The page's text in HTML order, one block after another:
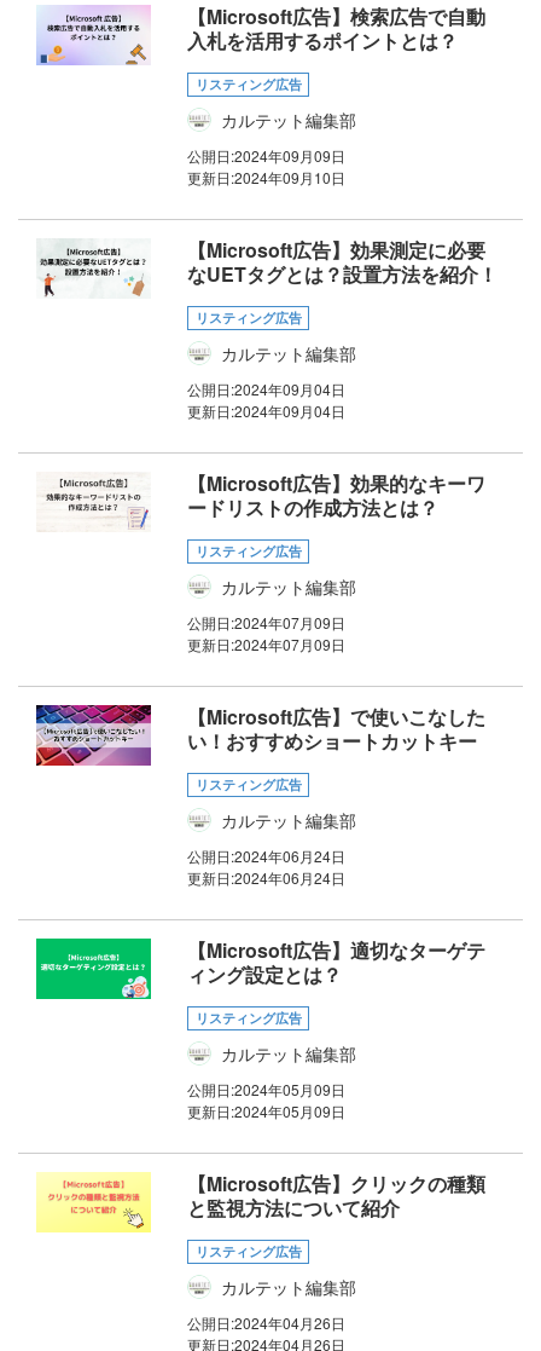
【Microsoft広告】検索広告で自動
入札を活用するポイントとは？
リスティング広告
カルテット編集部
公開日:2024年09月09日
更新日:2024年09月10日
【Microsoft広告】効果測定に必要
なUETタグとは？設置方法を紹介！
リスティング広告
カルテット編集部
公開日:2024年09月04日
更新日:2024年09月04日
【Microsoft広告】効果的なキーワ
ードリストの作成方法とは？
リスティング広告
カルテット編集部
公開日:2024年07月09日
更新日:2024年07月09日
【Microsoft広告】で使いこなした
い！おすすめショートカットキー
リスティング広告
カルテット編集部
公開日:2024年06月24日
更新日:2024年06月24日
【Microsoft広告】適切なターゲテ
ィング設定とは？
リスティング広告
カルテット編集部
公開日:2024年05月09日
更新日:2024年05月09日
【Microsoft広告】クリックの種類
と監視方法について紹介
リスティング広告
カルテット編集部
公開日:2024年04月26日
更新日:2024年04月26日